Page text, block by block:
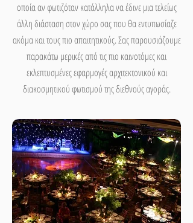
οποία αν φωτιζόταν κατάλληλα να έδινε μια τελείως
άλλη διάσταση στον χώρο σας που θα εντυπωσίαζε
ακόμα και τους πιο απαιτητικούς. Σας παρουσιάζουμε
παρακάτω μερικές από τις πιο καινοτόμες και
εκλεπτυσμένες εφαρμογές αρχιτεκτονικού και
διακοσμητικού φωτισμού της διεθνούς αγοράς.